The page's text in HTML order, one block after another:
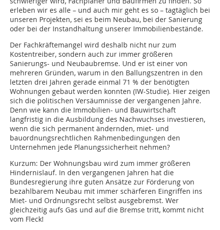
erleben wir es alle – und auch mir geht es so – tagtäglich bei
unseren Projekten, sei es beim Neubau, bei der Sanierung
oder bei der Instandhaltung unserer Immobilienbestände.
Der Fachkräftemangel wird deshalb nicht nur zum
Kostentreiber, sondern auch zur immer größeren
Sanierungs- und Neubaubremse. Und er ist einer von
mehreren Gründen, warum in den Ballungszentren in den
letzten drei Jahren gerade einmal 71 % der benötigten
Wohnungen gebaut werden konnten (IW-Studie). Hier zeigen
sich die politischen Versäumnisse der vergangenen Jahre.
Denn wie kann die Immobilien- und Bauwirtschaft
langfristig in die Ausbildung des Nachwuchses investieren,
wenn die sich permanent ändernden, miet- und
bauordnungsrechtlichen Rahmenbedingungen den
Unternehmen jede Planungssicherheit nehmen?
Kurzum: Der Wohnungsbau wird zum immer größeren
Hindernislauf. In den vergangenen Jahren hat die
Bundesregierung ihre guten Ansätze zur Förderung von
bezahlbarem Neubau mit immer schärferen Eingriffen ins
Miet- und Ordnungsrecht selbst ausgebremst. Wer
gleichzeitig aufs Gas und auf die Bremse tritt, kommt nicht
vom Fleck!